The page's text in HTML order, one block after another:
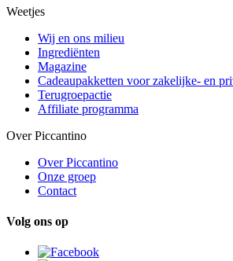
Weetjes
Wij en ons milieu
Ingrediënten
Magazine
Cadeaupakketten voor zakelijke- en
Terugroepactie
Affiliate programma
Over Piccantino
Over Piccantino
Onze groep
Contact
Volg ons op